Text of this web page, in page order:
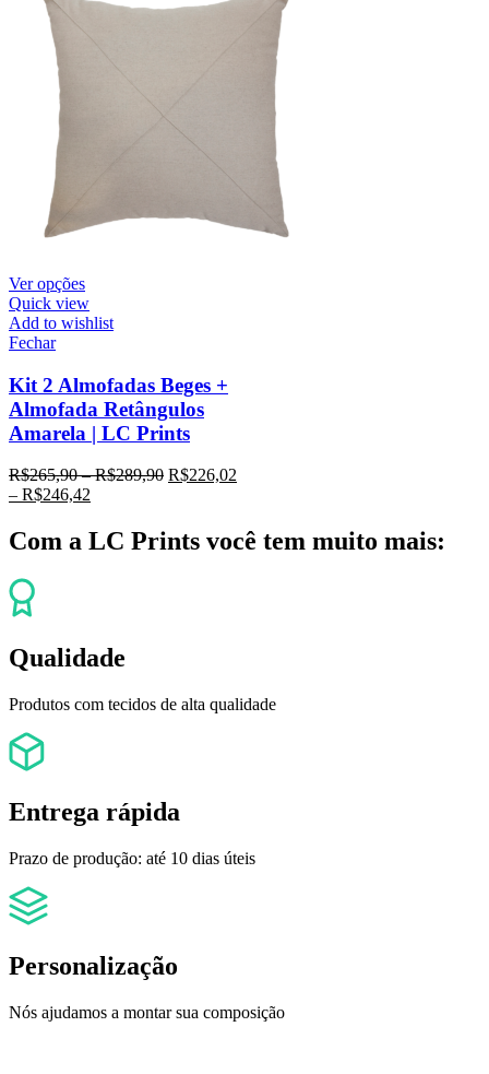
Ver opções
Quick view
Add to wishlist
Fechar
Kit 2 Almofadas Beges +
Almofada Retângulos
Amarela | LC Prints
R$265,90–R$289,90 R$226,02
– R$246,42
Com a LC Prints você tem muito mais:
Qualidade
Produtos com tecidos de alta qualidade
Entrega rápida
Prazo de produção: até 10 dias úteis
Personalização
Nós ajudamos a montar sua composição